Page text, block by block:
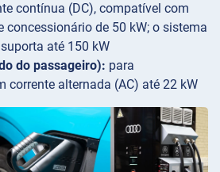
contínua (DC), compatível com
concessionário de 50 kW; o sistema
até 150 kW
do passageiro): para
corrente alternada (AC) até 22 kW